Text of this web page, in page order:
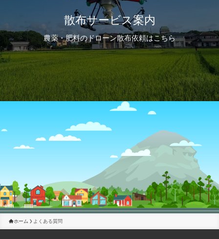
散布サービス案内
農薬・肥料のドローン散布依頼はこちら
ホーム よくある質問